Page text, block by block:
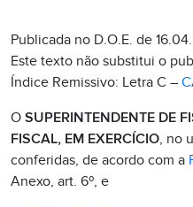
Publicada no D.O.E. de
Este texto não substitui o
Índice Remissivo: Letra C –
O SUPERINTENDENTE DE
FISCAL, EM EXERCÍCIO, no
conferidas, de acordo com a
Anexo, art. 6º, e